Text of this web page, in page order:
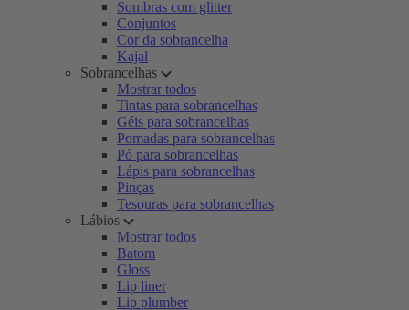
Sombras com glitter
Conjuntos
Cor da sobrancelha
Kajal
Sobrancelhas
Mostrar todos
Tintas para sobrancelhas
Géis para sobrancelhas
Pomadas para sobrancelhas
Pó para sobrancelhas
Lápis para sobrancelhas
Pinças
Tesouras para sobrancelhas
Lábios
Mostrar todos
Batom
Gloss
Lip liner
Lip plumber